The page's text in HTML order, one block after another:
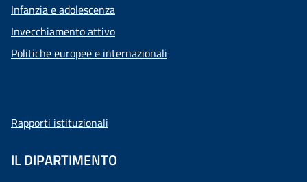
Infanzia e adolescenza
Invecchiamento attivo
Politiche europee e internazionali
Rapporti istituzionali
IL DIPARTIMENTO